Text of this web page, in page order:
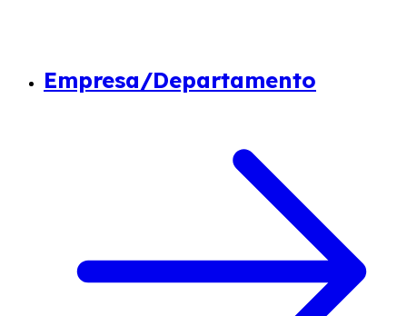
Empresa/Departamento